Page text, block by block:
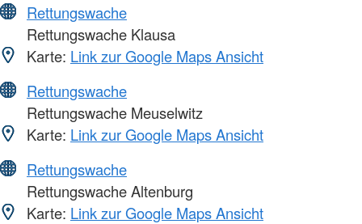
Rettungswache
Rettungswache Klausa
Karte: Link zur Google Maps Ansicht
Rettungswache
Rettungswache Meuselwitz
Karte: Link zur Google Maps Ansicht
Rettungswache
Rettungswache Altenburg
Karte: Link zur Google Maps Ansicht